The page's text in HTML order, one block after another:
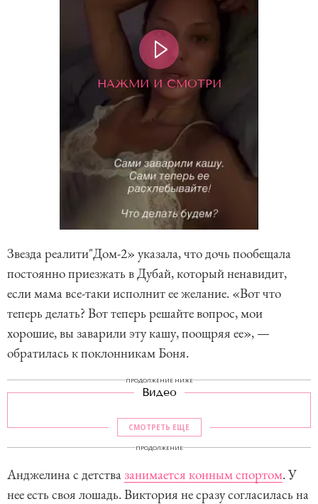
НАЖМИ И СМОТРИ
Звезда реалити"Дом-2» указала, что дочь пообещала
постоянно приезжать в Дубай, который ненавидит,
если мама все-таки исполнит ее желание. «Вот что
теперь делать? Вот теперь решайте вопрос, мои
хорошие, вы заварили эту кашу, поощряя ее», —
обратилась к поклонникам Боня.
ПРОДОЛЖЕНИЕ НИЖЕ
Видео
СМОТРЕТЬ ЕЩЕ
ПРОДОЛЖЕНИЕ
Анджелина с детства занимается конным спортом. У
нее есть своя лошадь. Виктория не сразу согласилась на